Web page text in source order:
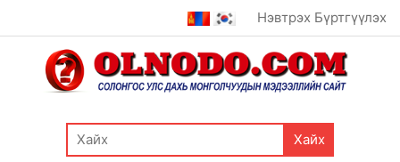
Нэвтрэх Бүртгүүлэх
Хайх